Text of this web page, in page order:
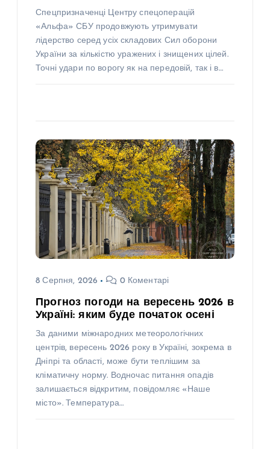
Спецпризначенці Центру спецоперацій
«Альфа» СБУ продовжують утримувати
лідерство серед усіх складових Сил оборони
України за кількістю уражених і знищених цілей.
Точні удари по ворогу як на передовій, так і в…
8 Серпня, 2026 0 Коментарі
Прогноз погоди на вересень 2026 в
Україні: яким буде початок осені
За даними міжнародних метеорологічних
центрів, вересень 2026 року в Україні, зокрема в
Дніпрі та області, може бути теплішим за
кліматичну норму. Водночас питання опадів
залишається відкритим, повідомляє «Наше
місто». Температура…